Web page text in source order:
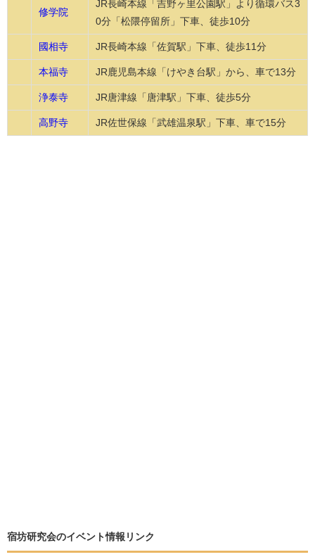
修学院
JR長崎本線「吉野ヶ里公園駅」より循環バス3
0分「松隈停留所」下車、徒歩10分
國相寺 JR長崎本線「佐賀駅」下車、徒歩11分
本福寺 JR鹿児島本線「けやき台駅」から、車で13分
浄泰寺 JR唐津線「唐津駅」下車、徒歩5分
高野寺 JR佐世保線「武雄温泉駅」下車、車で15分
宿坊研究会のイベント情報リンク